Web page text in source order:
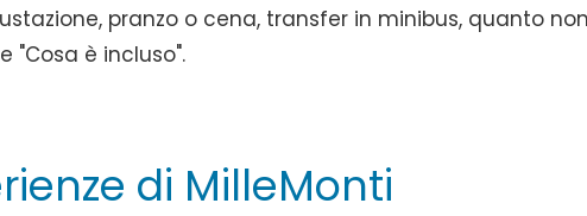
pranzo o cena, transfer in minibus, quanto non
è incluso".
di MilleMonti